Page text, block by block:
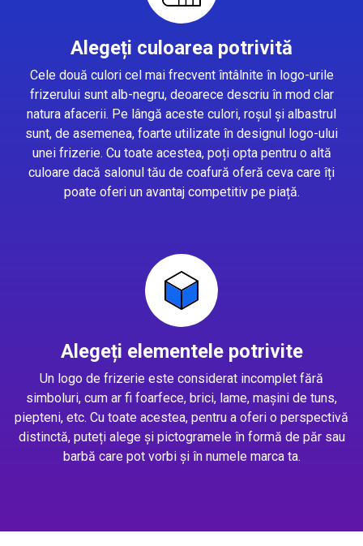
Alegeți culoarea potrivită
Cele două culori cel mai frecvent întâlnite în logo-urile
frizerului sunt alb-negru, deoarece descriu în mod clar
natura afacerii. Pe lângă aceste culori, roșul și albastrul
sunt, de asemenea, foarte utilizate în designul logo-ului
unei frizerie. Cu toate acestea, poți opta pentru o altă
culoare dacă salonul tău de coafură oferă ceva care îți
poate oferi un avantaj competitiv pe piață.
Alegeți elementele potrivite
Un logo de frizerie este considerat incomplet fără
simboluri, cum ar fi foarfece, brici, lame, mașini de tuns,
piepteni, etc. Cu toate acestea, pentru a oferi o perspectivă
distinctă, puteți alege și pictogramele în formă de păr sau
barbă care pot vorbi și în numele marca ta.